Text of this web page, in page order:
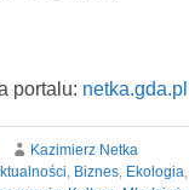
portalu: netka.gda.pl
Kazimierz Netka
, Biznes, Ekologia,